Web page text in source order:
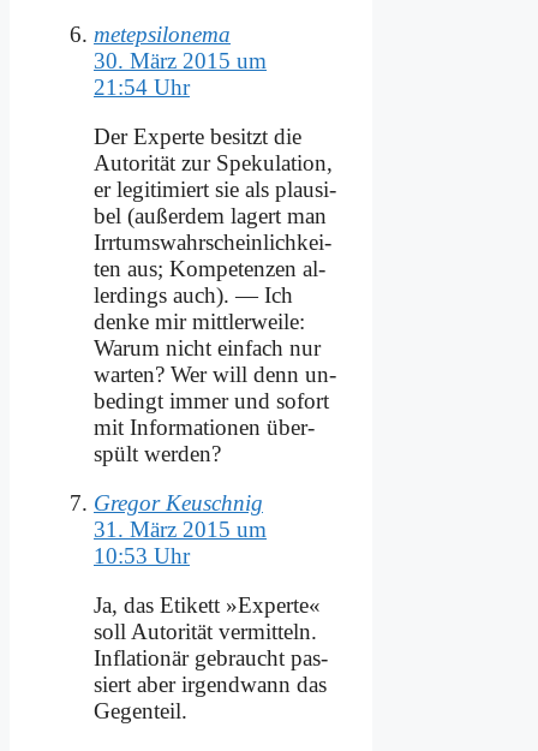
metepsilonema
30. März 2015 um
21:54 Uhr
Der Ex­per­te be­sitzt die
Au­to­ri­tät zur Spe­ku­la­ti­on,
er le­gi­ti­miert sie als plau­si­
bel (au­ßer­dem la­gert man
Irr­tums­wahr­schein­lich­kei­
ten aus; Kom­pe­ten­zen al­
ler­dings auch). — Ich
den­ke mir mitt­ler­wei­le:
War­um nicht ein­fach nur
war­ten? Wer will denn un­
be­dingt im­mer und so­fort
mit In­for­ma­tio­nen über­
spült wer­den?
Gregor Keuschnig
31. März 2015 um
10:53 Uhr
Ja, das Eti­kett »Ex­per­te«
soll Au­to­ri­tät ver­mit­teln.
In­fla­tio­när ge­braucht pas­
siert aber ir­gend­wann das
Ge­gen­teil.